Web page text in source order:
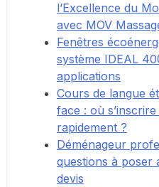
l’Excellence du
avec MOV
Fenêtres
système IDEAL
applications
Cours de langue
face : où
rapidement ?
Déménageur
questions à poser
devis